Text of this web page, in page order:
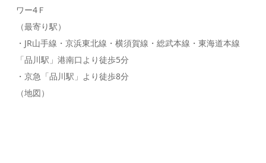
ワー4Ｆ
（最寄り駅）
・JR山手線・京浜東北線・横須賀線・総武本線・東海道本線
「品川駅」港南口より徒歩5分
・京急 「品川駅」より徒歩8分
（地図）